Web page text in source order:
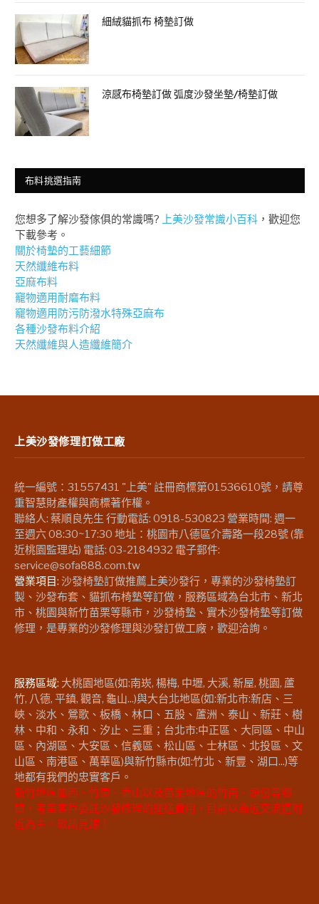
細絨貓抓布 椅墊訂做
涼感布椅墊訂做 弧度沙發坐墊/椅墊訂做
布料挑選指南
您想多了解沙發傢俱的常識嗎? 上美沙發常識小百科 ，歡迎您
下載參考。
關於椅墊的工藝細節
天然纖維布料
亞麻布料
竉物適用耐磨布料
竉物適用防污防潑水特殊亞麻布
各種沙發布料介紹
天然纖維與人造纖維簡介
上美沙發修理訂做工廠
統一編號：31557431 "上美" 註冊商標第01536610號，請尊
重智慧財產權與商標著作權。
聯絡人: 蔡順良先生 行動電話: 0918-530823 營業時間: 週一
至週六 08:30~17:30 地址：桃園市八德區介壽路一段28號 (靠
近桃園監理站) 電話: 03-2184932 電子郵件:
service@sofa888.com.tw
營業項目: 沙發椅墊訂做推薦上美沙發行，專業的沙發椅墊訂
製、沙發布套、貓抓布椅墊等訂做，服務區域為台北市、新北
市、桃園與新竹苗栗等縣市，沙發椅墊、實木沙發椅墊等訂做
修理，是專業的沙發修理與沙發訂做工廠，歡迎洽詢。
服務區域: 大桃園地區(如:南崁, 楊梅, 中壢, 大溪, 新屋, 桃園, 蘆
竹, 八德, 平鎮, 觀音, 龜山...)與大台北地區(如:新北市:新店、三
峽、淡水、鶯歌、板橋、林口、五股、蘆洲、泰山、新莊、樹
林、中和、永和、汐止、三重；台北市:中正區、大同區、中山
區、內湖區、大安區、信義區、松山區、士林區、北投區、文
山區、南港區、萬華區)與新竹縣市(如:竹北、新豐、湖口...)等
地都有我們的忠實客戶。
新竹地區關西、竹東、香山以及苗栗地區的竹南、頭份等鄉
鎮，考量客戶委託沙發修理的運送費用，目前以靠近交流道附
近為主。敬請見諒！